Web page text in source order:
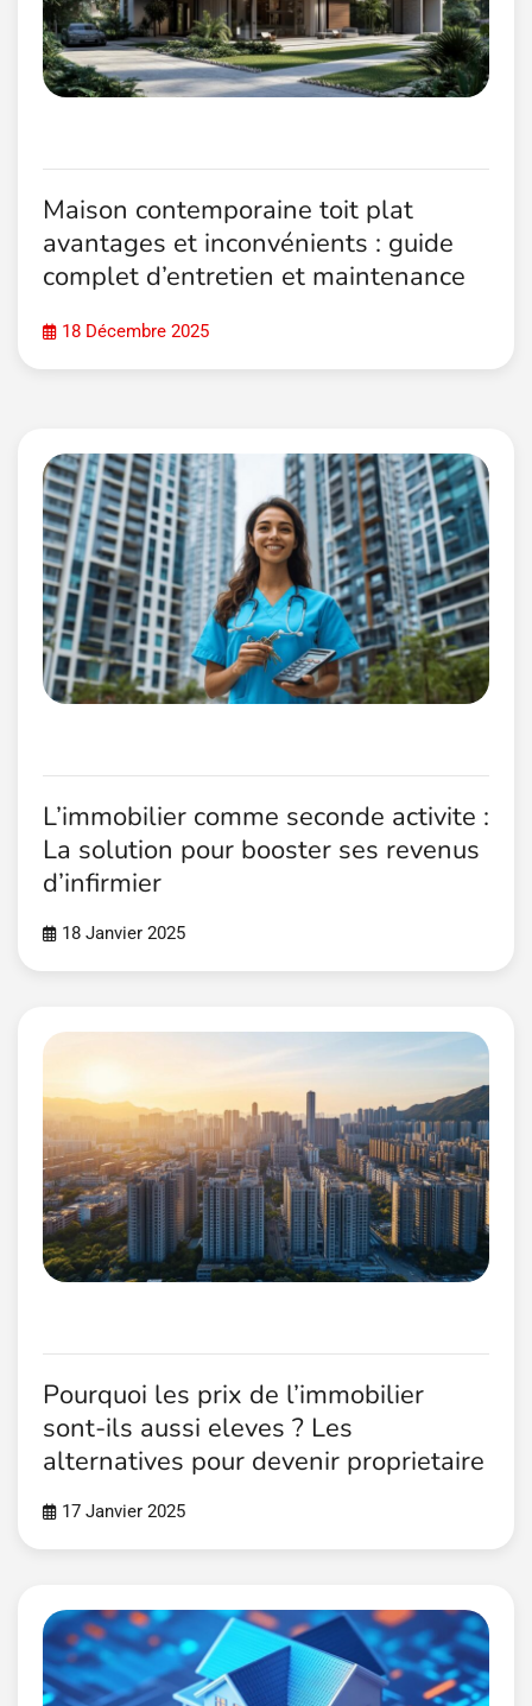
Maison contemporaine toit plat
avantages et inconvénients : guide
complet d’entretien et maintenance
18 Décembre 2025
L’immobilier comme seconde activite :
La solution pour booster ses revenus
d’infirmier
18 Janvier 2025
Pourquoi les prix de l’immobilier
sont-ils aussi eleves ? Les
alternatives pour devenir proprietaire
17 Janvier 2025